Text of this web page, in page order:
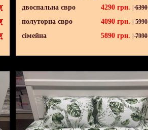
двоспальна євро
4290 грн. 6390
полуторна євро 4090 грн. 5990
сімейна 5890 грн. 7990